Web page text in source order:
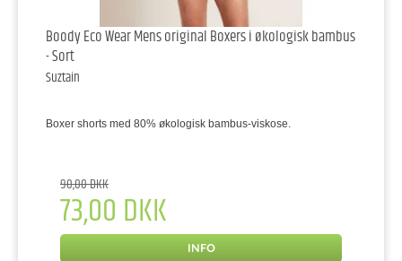
Boody Eco Wear Mens original Boxers i økologisk bambus
- Sort
Suztain
Boxer shorts med 80% økologisk bambus-viskose.
90,00 DKK
73,00 DKK
INFO